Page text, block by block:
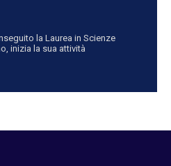
la Laurea in Scienze
inizia la sua attività